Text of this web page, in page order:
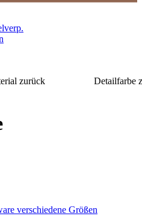
zurück
Papier
Detailfarbe
verschiedene Größen